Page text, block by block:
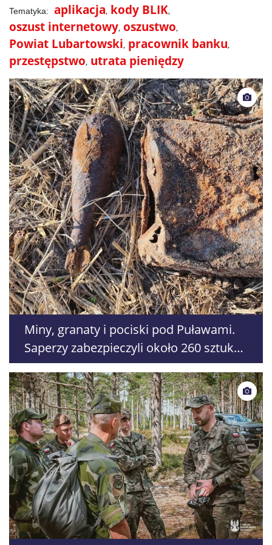
aplikacja kody BLIK
oszust internetowy oszustwo
Powiat Lubartowski pracownik banku
przestępstwo utrata pieniędzy
Miny, granaty i pociski pod Puławami.
Saperzy zabezpieczyli około 260 sztuk
amunicji